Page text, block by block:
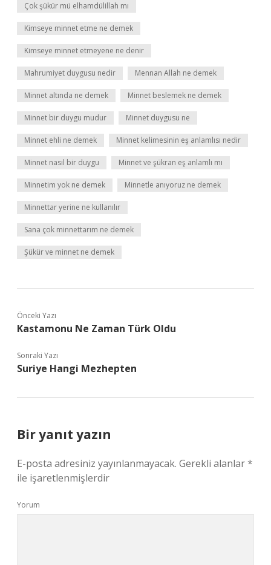
Çok şükür mü elhamdülillah mı
Kimseye minnet etme ne demek
Kimseye minnet etmeyene ne denir
Mahrumiyet duygusu nedir Mennan Allah ne demek
Minnet altında ne demek Minnet beslemek ne demek
Minnet bir duygu mudur Minnet duygusu ne
Minnet ehli ne demek Minnet kelimesinin eş anlamlısı nedir
Minnet nasıl bir duygu Minnet ve şükran eş anlamlı mı
Minnetim yok ne demek Minnetle anıyoruz ne demek
Minnettar yerine ne kullanılır
Sana çok minnettarım ne demek
Şükür ve minnet ne demek
Önceki Yazı
Kastamonu Ne Zaman Türk Oldu
Sonraki Yazı
Suriye Hangi Mezhepten
Bir yanıt yazın
E-posta adresiniz yayınlanmayacak. Gerekli alanlar*
ile işaretlenmişlerdir
Yorum